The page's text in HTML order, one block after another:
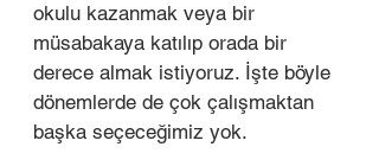
okulu kazanmak veya bir
müsabakaya katılıp orada bir
derece almak istiyoruz. İşte böyle
dönemlerde de çok çalışmaktan
başka seçeceğimiz yok.